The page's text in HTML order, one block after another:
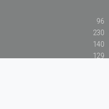
96
230
140
129